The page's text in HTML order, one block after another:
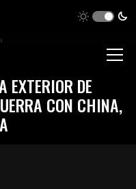
EXTERIOR DE
CON CHINA,